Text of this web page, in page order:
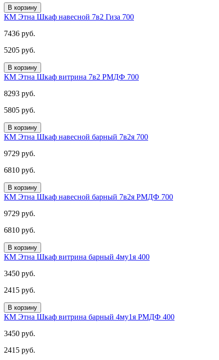
В корзину
КМ Этна Шкаф навесной 7в2 Гиза 700
7436 руб.
5205 руб.
В корзину
КМ Этна Шкаф витрина 7в2 РМДФ 700
8293 руб.
5805 руб.
В корзину
КМ Этна Шкаф навесной барный 7в2я 700
9729 руб.
6810 руб.
В корзину
КМ Этна Шкаф навесной барный 7в2я РМДФ 700
9729 руб.
6810 руб.
В корзину
КМ Этна Шкаф витрина барный 4му1я 400
3450 руб.
2415 руб.
В корзину
КМ Этна Шкаф витрина барный 4му1я РМДФ 400
3450 руб.
2415 руб.